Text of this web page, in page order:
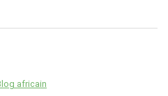
africain